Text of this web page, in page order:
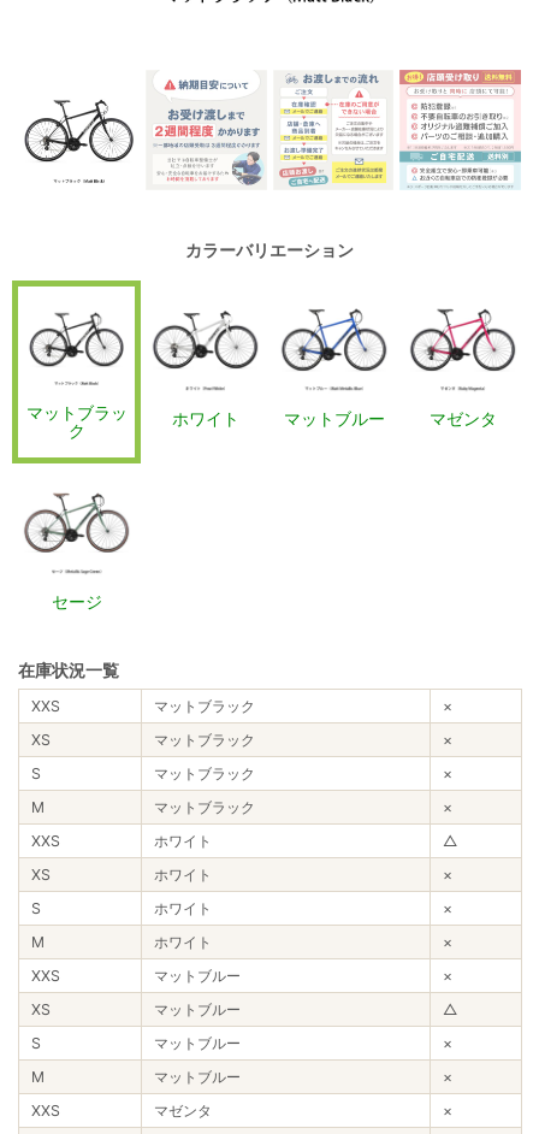
カラーバリエーション
マットブラッ
ク
ホワイト マットブルー マゼンタ
セージ
在庫状況一覧
XXS マットブラック
×
XS
マットブラック
×
S
マットブラック
×
M
マットブラック
×
XXS
ホワイト
△
XS
ホワイト
×
S
ホワイト
×
M
ホワイト
×
XXS
マットブルー
×
XS
マットブルー
△
S
マットブルー
×
M
マットブルー
×
XXS
マゼンタ
×